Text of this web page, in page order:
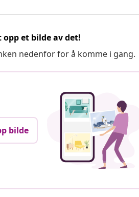
et bilde av det!
nedenfor for å komme i gang.
bilde